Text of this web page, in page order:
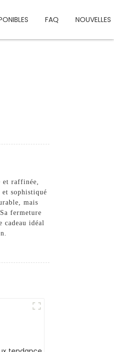
FAQ NOUVELLES
raffinée,
et sophistiqué
mais
fermeture
idéal